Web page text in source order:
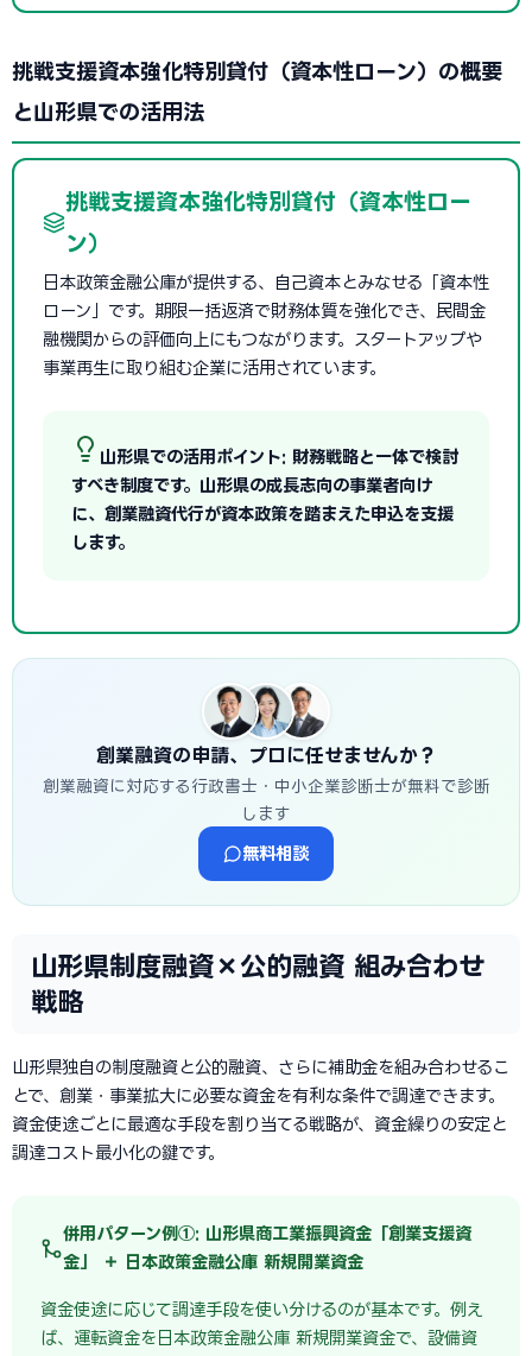
挑戦支援資本強化特別貸付（資本性ローン）の概要
と山形県での活用法
挑戦支援資本強化特別貸付（資本性ロー
ン）
日本政策金融公庫が提供する、自己資本とみなせる「資本性
ローン」です。期限一括返済で財務体質を強化でき、民間金
融機関からの評価向上にもつながります。スタートアップや
事業再生に取り組む企業に活用されています。
山形県での活用ポイント: 財務戦略と一体で検討
すべき制度です。山形県の成長志向の事業者向け
に、創業融資代行が資本政策を踏まえた申込を支援
します。
創業融資の申請、プロに任せませんか？
創業融資に対応する行政書士・中小企業診断士が無料で診断
します
無料相談
山形県制度融資×公的融資 組み合わせ
戦略
山形県独自の制度融資と公的融資、さらに補助金を組み合わせるこ
とで、創業・事業拡大に必要な資金を有利な条件で調達できます。
資金使途ごとに最適な手段を割り当てる戦略が、資金繰りの安定と
調達コスト最小化の鍵です。
併用パターン例①: 山形県商工業振興資金「創業支援資
金」 ＋ 日本政策金融公庫 新規開業資金
資金使途に応じて調達手段を使い分けるのが基本です。例え
ば、運転資金を日本政策金融公庫 新規開業資金で、設備資